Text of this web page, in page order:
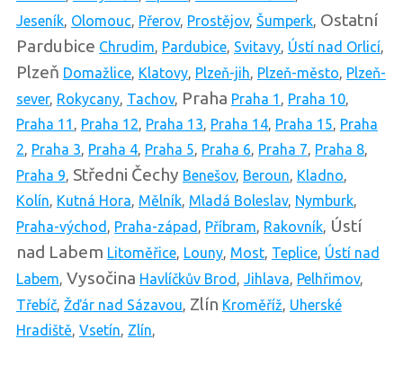
Jeseník, Olomouc, Přerov, Prostějov, Šumperk, Ostatní
Pardubice Chrudim, Pardubice, Svitavy, Ústí nad Orlicí,
Plzeň Domažlice, Klatovy, Plzeň-jih, Plzeň-město, Plzeň-
sever, Rokycany, Tachov, Praha Praha 1 , Praha 10,
Praha 11 , Praha 12, Praha 13, Praha 14, Praha 15, Praha
2, Praha 3, Praha 4, Praha 5, Praha 6, Praha 7, Praha 8,
Praha 9, Středni Čechy Benešov, Beroun, Kladno,
Kolín, Kutná Hora, Mělník, Mladá Boleslav, Nymburk,
Praha-východ , Praha-západ , Příbram, Rakovník, Ústí
nad Labem Litoměřice, Louny, Most, Teplice, Ústí nad
Labem, Vysočina Havlíčkův Brod , Jihlava, Pelhřimov,
Třebíč, Žďár nad Sázavou, Zlín Kroměříž, Uherské
Hradiště, Vsetín, Zlín,